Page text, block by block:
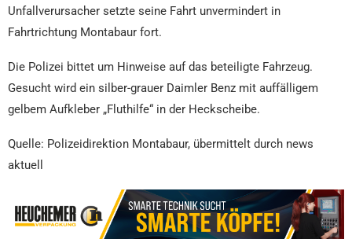
Unfallverursacher setzte seine Fahrt unvermindert in
Fahrtrichtung Montabaur fort.
Die Polizei bittet um Hinweise auf das beteiligte Fahrzeug.
Gesucht wird ein silber-grauer Daimler Benz mit auffälligem
gelbem Aufkleber „Fluthilfe“ in der Heckscheibe.
Quelle: Polizeidirektion Montabaur, übermittelt durch news
aktuell